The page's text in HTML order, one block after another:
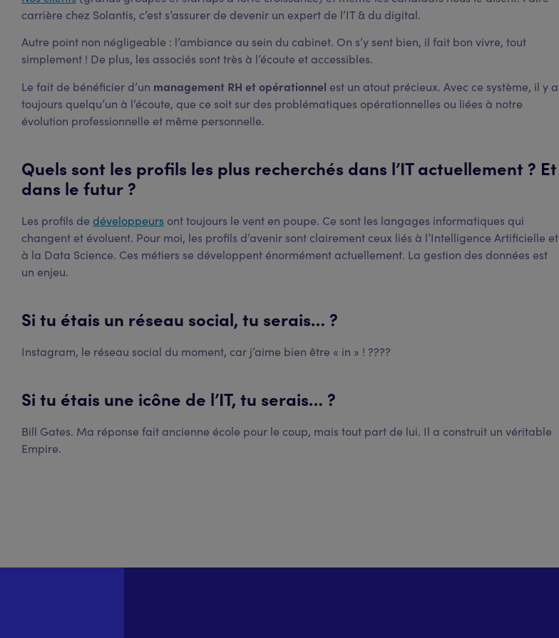
carrière chez Solantis, c’est s’assurer de devenir un expert de l’IT & du digital.
Autre point non négligeable : l’ambiance au sein du cabinet. On s’y sent bien, il fait bon vivre, tout
simplement ! De plus, les associés sont très à l’écoute et accessibles.
Le fait de bénéficier d’un management RH et opérationnel est un atout précieux. Avec ce système, il y a
toujours quelqu’un à l’écoute, que ce soit sur des problématiques opérationnelles ou liées à notre
évolution professionnelle et même personnelle.
Quels sont les profils les plus recherchés dans l’IT actuellement ? Et
dans le futur ?
Les profils de développeurs ont toujours le vent en poupe. Ce sont les langages informatiques qui
changent et évoluent. Pour moi, les profils d’avenir sont clairement ceux liés à l’Intelligence Artificielle et
à la Data Science. Ces métiers se développent énormément actuellement. La gestion des données est
un enjeu.
Si tu étais un réseau social, tu serais… ?
Instagram, le réseau social du moment, car j’aime bien être « in » ! ????
Si tu étais une icône de l’IT, tu serais… ?
Bill Gates. Ma réponse fait ancienne école pour le coup, mais tout part de lui. Il a construit un véritable
Empire.